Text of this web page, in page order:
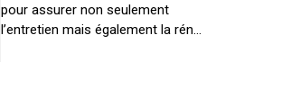
pour assurer non seulement
l’entretien mais également la rén...